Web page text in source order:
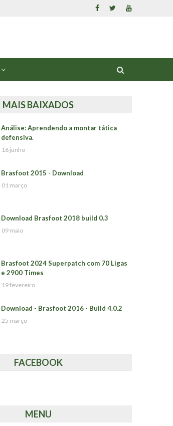
MAIS BAIXADOS
Análise: Aprendendo a montar tática
defensiva.
16 junho
Brasfoot 2015 - Download
01 março
Download Brasfoot 2018 build 0.3
09 maio
Brasfoot 2024 Superpatch com 70 Ligas
e 2900 Times
19 fevereiro
Download - Brasfoot 2016 - Build 4.0.2
25 março
FACEBOOK
MENU